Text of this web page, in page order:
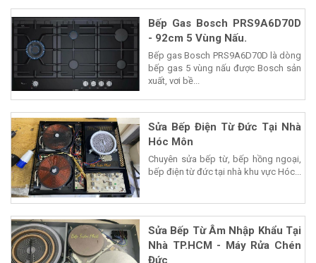
Bếp Gas Bosch PRS9A6D70D
- 92cm 5 Vùng Nấu.
Bếp gas Bosch PRS9A6D70D là dòng
bếp gas 5 vùng nấu được Bosch sản
xuất, vơi bề...
Sửa Bếp Điện Từ Đức Tại Nhà
Hóc Môn
Chuyên sửa bếp từ, bếp hồng ngoại,
bếp điện từ đức tại nhà khu vực Hóc...
Sửa Bếp Từ Âm Nhập Khẩu Tại
Nhà TP.HCM - Máy Rửa Chén
Đức